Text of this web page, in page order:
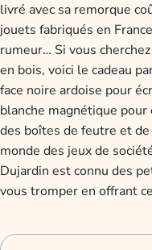
livré avec sa remorque
jouets fabriqués en
rumeur… Si vous
en bois, voici le cadeau
face noire ardoise pour
blanche magnétique
des boîtes de feutre et
monde des jeux de
Dujardin est connu des
vous tromper en offrant